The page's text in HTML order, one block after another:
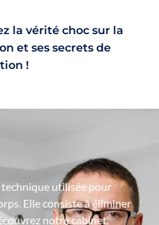
la vérité choc sur la
et ses secrets de
!
utilisée pour
Elle consiste à éliminer
notre cabinet.